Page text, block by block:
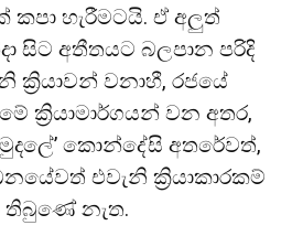
කපා හැරීමටයි. ඒ අලුත්
සිට අතීතයට බලපාන පරිදි
ක්‍රියාවන් වනාහී, රජයේ
ක්‍රියාමාර්ගයන් වන අතර,
කොන්දේසි අතරේවත්,
එවැනි ක්‍රියාකාරකම්
තිබුණේ නැත.